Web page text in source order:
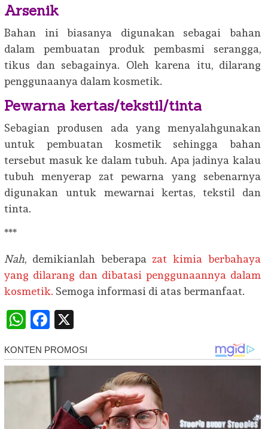
Arsenik
Bahan ini biasanya digunakan sebagai bahan
dalam pembuatan produk pembasmi serangga,
tikus dan sebagainya. Oleh karena itu, dilarang
penggunaanya dalam kosmetik.
Pewarna kertas/tekstil/tinta
Sebagian produsen ada yang menyalahgunakan
untuk pembuatan kosmetik sehingga bahan
tersebut masuk ke dalam tubuh. Apa jadinya kalau
tubuh menyerap zat pewarna yang sebenarnya
digunakan untuk mewarnai kertas, tekstil dan
tinta.
***
Nah, demikianlah beberapa zat kimia berbahaya
yang dilarang dan dibatasi penggunaannya dalam
kosmetik. Semoga informasi di atas bermanfaat.
WhatsApp
Facebook